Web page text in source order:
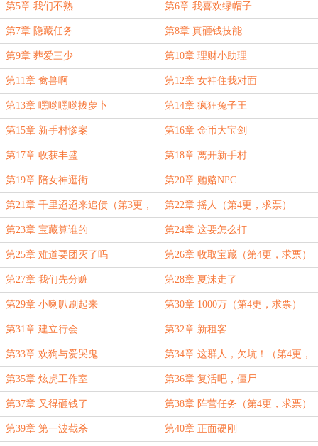
第5章 我们不熟 第6章 我喜欢绿帽子
第7章 隐藏任务 第8章 真砸钱技能
第9章 葬爱三少 第10章 理财小助理
第11章 禽兽啊 第12章 女神住我对面
第13章 嘿哟嘿哟拔萝卜 第14章 疯狂兔子王
第15章 新手村惨案 第16章 金币大宝剑
第17章 收获丰盛 第18章 离开新手村
第19章 陪女神逛街 第20章 贿赂NPC
第21章 千里迢迢来追债（第3更，
求银票）
第22章 摇人（第4更，求票）
第23章 宝藏算谁的 第24章 这要怎么打
第25章 难道要团灭了吗 第26章 收取宝藏（第4更，求票）
第27章 我们先分赃 第28章 夏沫走了
第29章 小喇叭刷起来 第30章 1000万（第4更，求票）
第31章 建立行会 第32章 新租客
第33章 欢狗与爱哭鬼 第34章 这群人，欠坑！（第4更，
求票）
第35章 炫虎工作室 第36章 复活吧，僵尸
第37章 又得砸钱了 第38章 阵营任务（第4更，求票）
第39章 第一波截杀 第40章 正面硬刚